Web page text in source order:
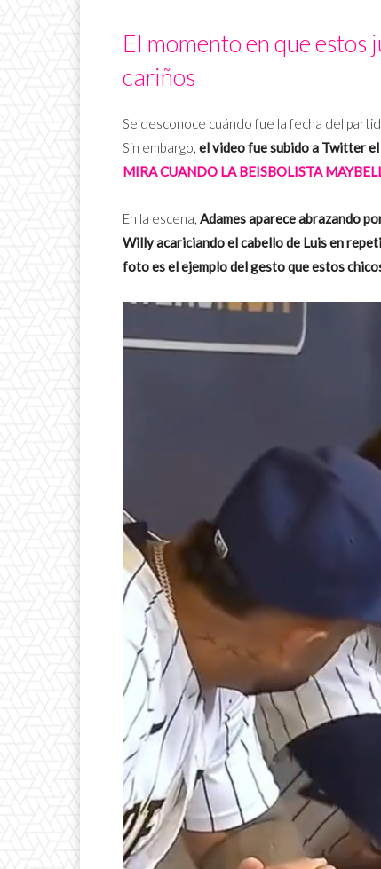
El momento en que
cariños
Se desconoce cuándo fue la fecha del
Sin embargo, el video fue subido a Twitter
MIRA CUANDO LA BEISBOLISTA
En la escena, Adames aparece abrazando
Willy acariciando el cabello de Luis en
foto es el ejemplo del gesto que estos